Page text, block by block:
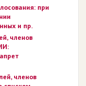
при
и пр.
членов
членов